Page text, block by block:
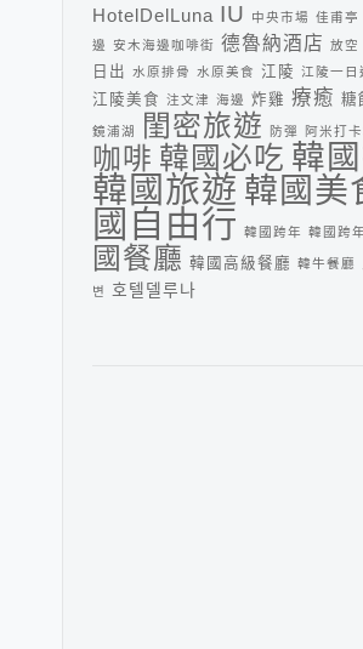
HotelDelLuna IU 中央市場 佳甫亭
邊 安木海邊咖啡街 德魯納酒店 放空
日出 水原排骨 水原美食 江陵 江陵一日
江陵美食 注文津 海邊 炸雞 療癒 糖
鏡浦湖 閨密旅遊 防彈 阿米打
咖啡 韓國必吃 韓
韓國旅遊 韓國美
國自由行 韓國跨年 韓國跨
國餐廳 韓國高級餐廳 韓牛餐廳
변
호텔델루나